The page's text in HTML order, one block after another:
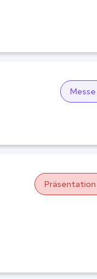
Messe
Präsentation